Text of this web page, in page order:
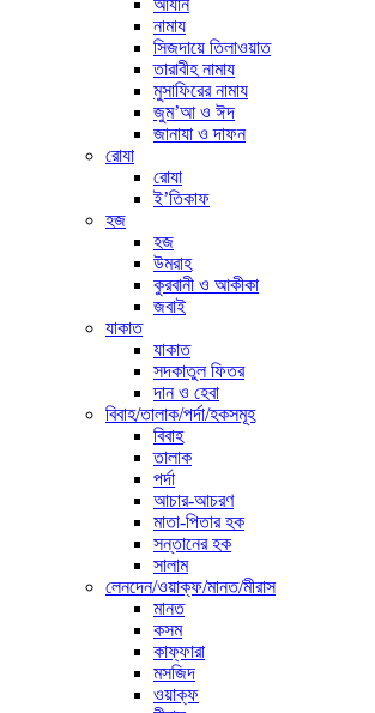
আযান
নামায
সিজদায়ে তিলাওয়াত
তারাবীহ নামায
মুসাফিরের নামায
জুম’আ ও ঈদ
জানাযা ও দাফন
রোযা
রোযা
ই’তিকাফ
হজ
হজ
উমরাহ
কুরবানী ও আকীকা
জবাই
যাকাত
যাকাত
সদকাতুল ফিতর
দান ও হেবা
বিবাহ/তালাক/পর্দা/হকসমূহ
বিবাহ
তালাক
পর্দা
আচার-আচরণ
মাতা-পিতার হক
সন্তানের হক
সালাম
লেনদেন/ওয়াক্ফ/মানত/মীরাস
মানত
কসম
কাফ্ফারা
মসজিদ
ওয়াক্ফ